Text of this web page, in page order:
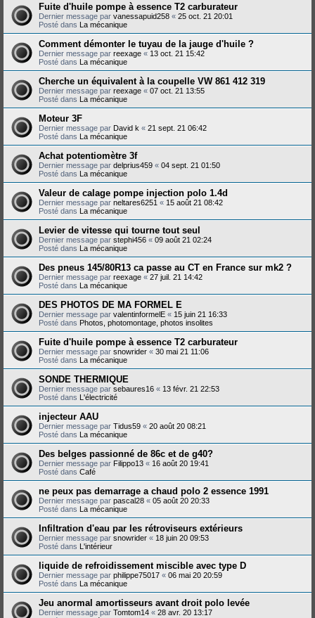
Fuite d'huile pompe à essence T2 carburateur
Dernier message par vanessapuid258 « 25 oct. 21 20:01
Posté dans La mécanique
Comment démonter le tuyau de la jauge d'huile ?
Dernier message par reexage « 13 oct. 21 15:42
Posté dans La mécanique
Cherche un équivalent à la coupelle VW 861 412 319
Dernier message par reexage « 07 oct. 21 13:55
Posté dans La mécanique
Moteur 3F
Dernier message par David k « 21 sept. 21 06:42
Posté dans La mécanique
Achat potentiomètre 3f
Dernier message par delprius459 « 04 sept. 21 01:50
Posté dans La mécanique
Valeur de calage pompe injection polo 1.4d
Dernier message par neltares6251 « 15 août 21 08:42
Posté dans La mécanique
Levier de vitesse qui tourne tout seul
Dernier message par stephi456 « 09 août 21 02:24
Posté dans La mécanique
Des pneus 145/80R13 ca passe au CT en France sur mk2 ?
Dernier message par reexage « 27 juil. 21 14:42
Posté dans La mécanique
DES PHOTOS DE MA FORMEL E
Dernier message par valentinformelE « 15 juin 21 16:33
Posté dans Photos, photomontage, photos insolites
Fuite d'huile pompe à essence T2 carburateur
Dernier message par snowrider « 30 mai 21 11:06
Posté dans La mécanique
SONDE THERMIQUE
Dernier message par sebaures16 « 13 févr. 21 22:53
Posté dans L'électricité
injecteur AAU
Dernier message par Tidus59 « 20 août 20 08:21
Posté dans La mécanique
Des belges passionné de 86c et de g40?
Dernier message par Filippo13 « 16 août 20 19:41
Posté dans Café
ne peux pas demarrage a chaud polo 2 essence 1991
Dernier message par pascal28 « 05 août 20 20:33
Posté dans La mécanique
Infiltration d'eau par les rétroviseurs extérieurs
Dernier message par snowrider « 18 juin 20 09:53
Posté dans L'intérieur
liquide de refroidissement miscible avec type D
Dernier message par philippe75017 « 06 mai 20 20:59
Posté dans La mécanique
Jeu anormal amortisseurs avant droit polo levée
Dernier message par Tomtom14 « 28 avr. 20 13:17